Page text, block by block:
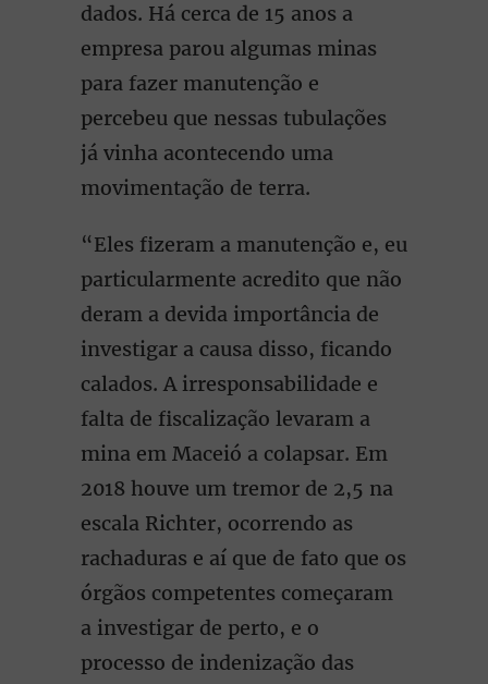
dados. Há cerca de 15 anos a
empresa parou algumas minas
para fazer manutenção e
percebeu que nessas tubulações
já vinha acontecendo uma
movimentação de terra.
“Eles fizeram a manutenção e, eu
particularmente acredito que não
deram a devida importância de
investigar a causa disso, ficando
calados. A irresponsabilidade e
falta de fiscalização levaram a
mina em Maceió a colapsar. Em
2018 houve um tremor de 2,5 na
escala Richter, ocorrendo as
rachaduras e aí que de fato que os
órgãos competentes começaram
a investigar de perto, e o
processo de indenização das